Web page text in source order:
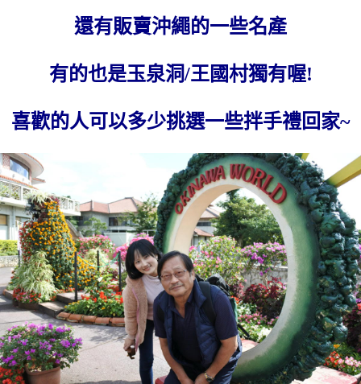
還有販賣沖繩的一些名產
有的也是玉泉洞/王國村獨有喔!
喜歡的人可以多少挑選一些拌手禮回家~